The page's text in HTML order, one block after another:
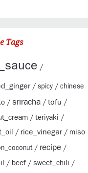
Tags
/
/ spicy / chinese
/ sriracha / tofu /
/ teriyaki /
/ rice_vinegar/ miso
/ recipe /
/ beef / sweet_chili /